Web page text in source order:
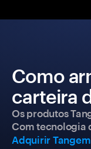
Como
carteira
Os produtos
Com tecnologia
Adquirir Tangem